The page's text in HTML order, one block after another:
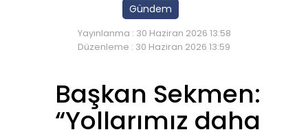
Gündem
Yayınlanma : 30 Haziran 2026 13:58
Düzenleme : 30 Haziran 2026 13:59
Başkan Sekmen:
“Yollarımız daha